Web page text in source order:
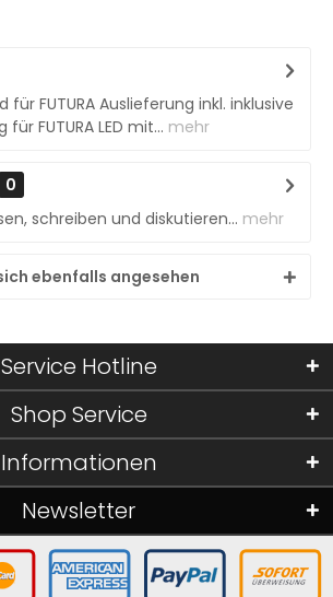
für FUTURA Auslieferung inkl. inklusive
FUTURA LED mit... mehr
0
schreiben und diskutieren... mehr
ebenfalls angesehen
Service Hotline
Shop Service
Informationen
Newsletter